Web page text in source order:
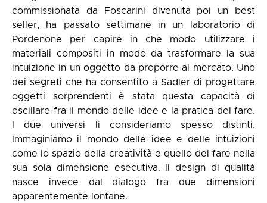
commissionata da Foscarini divenuta poi un best
seller, ha passato settimane in un laboratorio di
Pordenone per capire in che modo utilizzare i
materiali compositi in modo da trasformare la sua
intuizione in un oggetto da proporre al mercato. Uno
dei segreti che ha consentito a Sadler di progettare
oggetti sorprendenti è stata questa capacità di
oscillare fra il mondo delle idee e la pratica del fare.
I due universi li consideriamo spesso distinti.
Immaginiamo il mondo delle idee e delle intuizioni
come lo spazio della creatività e quello del fare nella
sua sola dimensione esecutiva. Il design di qualità
nasce invece dal dialogo fra due dimensioni
apparentemente lontane.